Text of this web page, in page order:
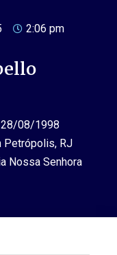
2:06 pm
28/08/1998
Petrópolis, RJ
Nossa Senhora